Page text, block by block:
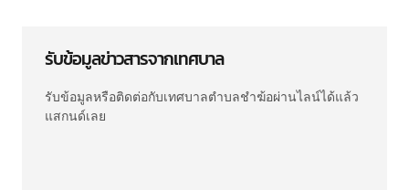
รับข้อมูลข่าวสารจากเทศบาล
รับข้อมูลหรือติดต่อกับเทศบาลตำบลชำฆ้อผ่านไลน์ได้แล้ว
แสกนด์เลย